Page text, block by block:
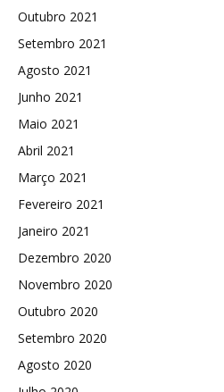
Outubro 2021
Setembro 2021
Agosto 2021
Junho 2021
Maio 2021
Abril 2021
Março 2021
Fevereiro 2021
Janeiro 2021
Dezembro 2020
Novembro 2020
Outubro 2020
Setembro 2020
Agosto 2020